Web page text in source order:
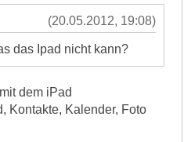
(20.05.2012, 19:08)
das Ipad nicht kann?
dem iPad
Kontakte, Kalender, Foto